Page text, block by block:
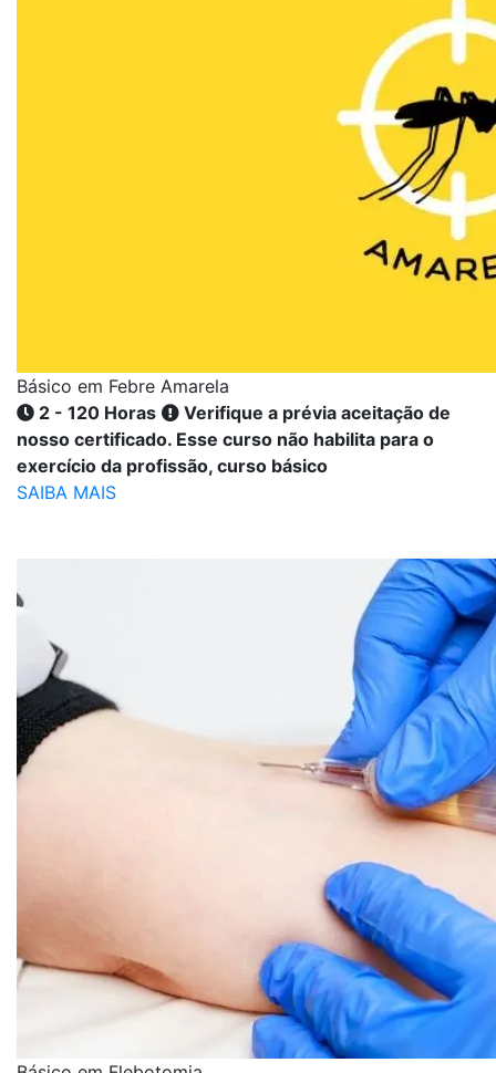
Básico em Febre Amarela
2 - 120 Horas
Verifique a prévia aceitação de
nosso certificado. Esse curso não habilita para o
exercício da profissão, curso básico
SAIBA MAIS